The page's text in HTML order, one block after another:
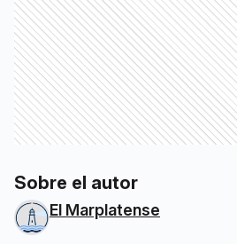
Sobre el autor
El Marplatense